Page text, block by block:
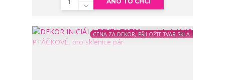
CENA ZA DEKOR, PŘILOŽTE TVAR SKLA